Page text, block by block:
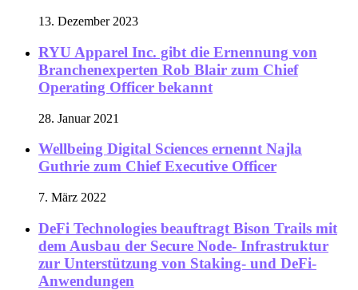
13. Dezember 2023
RYU Apparel Inc. gibt die Ernennung von
Branchenexperten Rob Blair zum Chief
Operating Officer bekannt
28. Januar 2021
Wellbeing Digital Sciences ernennt Najla
Guthrie zum Chief Executive Officer
7. März 2022
DeFi Technologies beauftragt Bison Trails mit
dem Ausbau der Secure Node- Infrastruktur
zur Unterstützung von Staking- und DeFi-
Anwendungen